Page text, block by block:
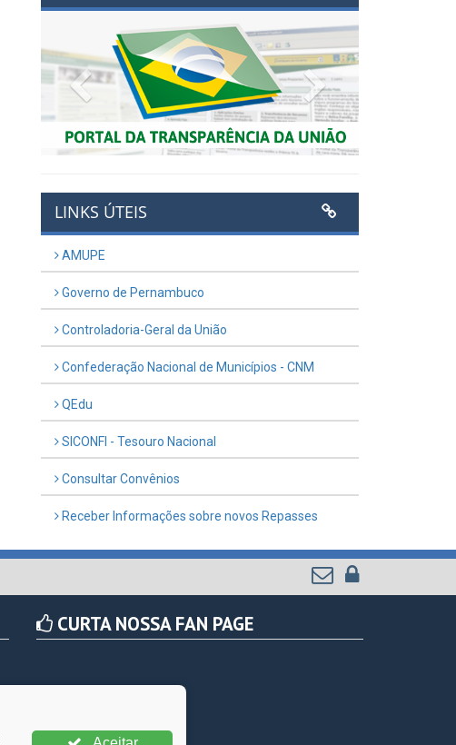
Previous Next
LINKS ÚTEIS
AMUPE
Governo de Pernambuco
Controladoria-Geral da União
Confederação Nacional de Municípios - CNM
QEdu
SICONFI - Tesouro Nacional
Consultar Convênios
Receber Informações sobre novos Repasses
CURTA NOSSA FAN PAGE